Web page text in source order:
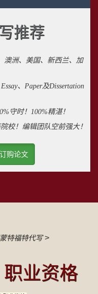
推荐
澳洲、美国、新西兰、加
、Paper及Dissertation
守时！100%精湛！
校！编辑团队空前强大！
购论文
特福特代写>
业资格